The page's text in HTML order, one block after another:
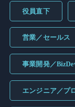
役員直下
営業／セールス
事業開発／
エンジニア／プ